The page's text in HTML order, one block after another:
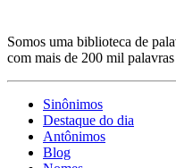
Somos uma biblioteca de
com mais de 200 mil
Sinônimos
Destaque do dia
Antônimos
Blog